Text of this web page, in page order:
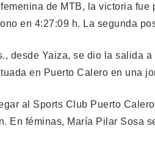
de MTB, la victoria
en 4:27:09 h. La segunda
desde Yaiza, se dio la salida
en Puerto Calero en una
al Sports Club Puerto
En féminas, María Pilar Sosa